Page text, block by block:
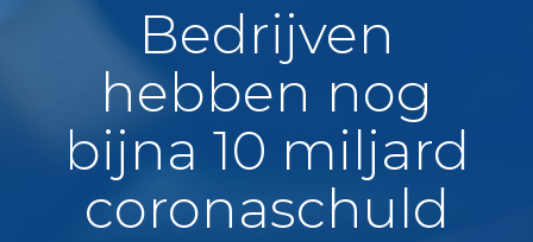
Bedrijven
hebben nog
bijna 10 miljard
coronaschuld